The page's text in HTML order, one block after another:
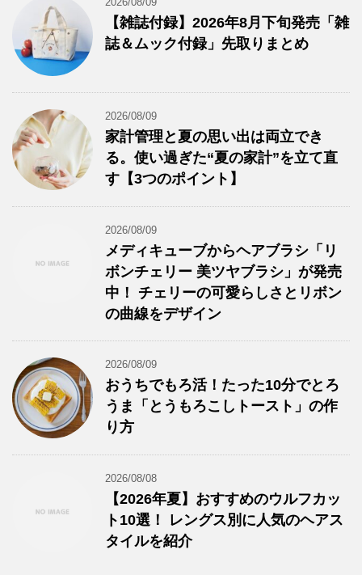
【雑誌付録】2026年8月下旬発売「雑
誌＆ムック付録」先取りまとめ
2026/08/09
家計管理と夏の思い出は両立でき
る。使い過ぎた“夏の家計”を立て直
す【3つのポイント】
2026/08/09
メディキューブからヘアブラシ「リ
ボンチェリー 美ツヤブラシ」が発売
中！ チェリーの可愛らしさとリボン
の曲線をデザイン
2026/08/09
おうちでもろ活！たった10分でとろ
うま「とうもろこしトースト」の作
り方
2026/08/08
【2026年夏】おすすめのウルフカッ
ト10選！ レングス別に人気のヘアス
タイルを紹介